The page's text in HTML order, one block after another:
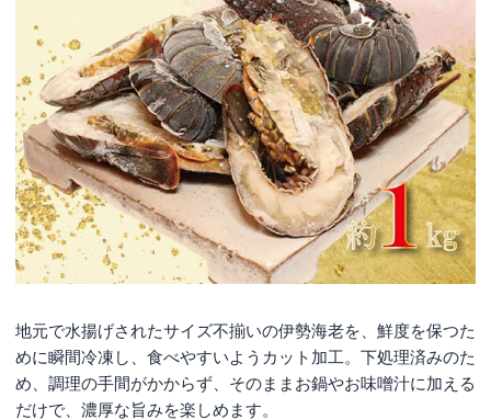
地元で水揚げされたサイズ不揃いの伊勢海老を、鮮度を保つた
めに瞬間冷凍し、食べやすいようカット加工。下処理済みのた
め、調理の手間がかからず、そのままお鍋やお味噌汁に加える
だけで、濃厚な旨みを楽しめます。